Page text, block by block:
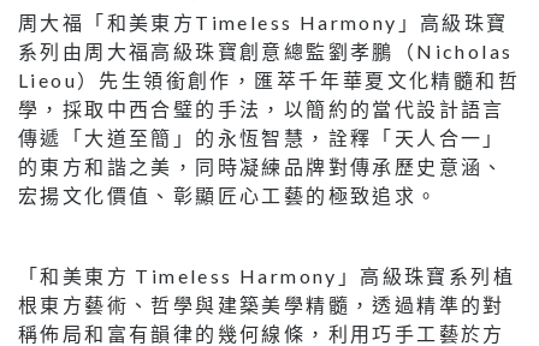
周大福「和美東方Timeless Harmony」高級珠寶
系列由周大福高級珠寶創意總監劉孝鵬（Nicholas
Lieou）先生領銜創作，匯萃千年華夏文化精髓和哲
學，採取中西合璧的手法，以簡約的當代設計語言
傳遞「大道至簡」的永恆智慧，詮釋「天人合一」
的東方和諧之美，同時凝練品牌對傳承歷史意涵、
宏揚文化價值、彰顯匠心工藝的極致追求。
「和美東方 Timeless Harmony」高級珠寶系列植
根東方藝術、哲學與建築美學精髓，透過精準的對
稱佈局和富有韻律的幾何線條，利用巧手工藝於方